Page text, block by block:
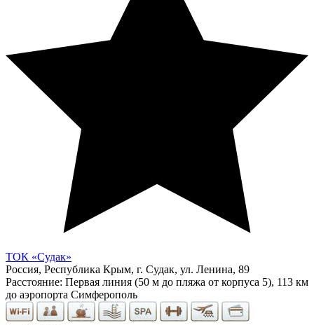
ТОК «Судак»
Россия, Республика Крым, г. Судак, ул. Ленина, 89
Расстояние: Первая линия (50 м до пляжа от корпуса 5), 113 км
до аэропорта Симферополь